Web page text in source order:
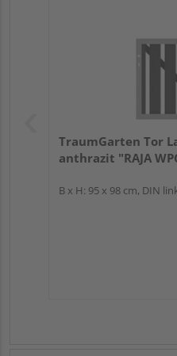
TraumGarten Tor
anthrazit "RAJA
B x H: 95 x 98 cm, DIN